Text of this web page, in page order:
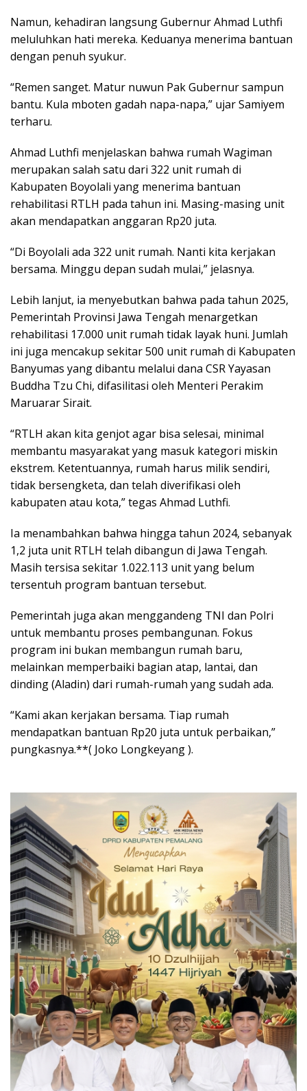
Namun, kehadiran langsung Gubernur Ahmad Luthfi
meluluhkan hati mereka. Keduanya menerima bantuan
dengan penuh syukur.
“Remen sanget. Matur nuwun Pak Gubernur sampun
bantu. Kula mboten gadah napa-napa,” ujar Samiyem
terharu.
Ahmad Luthfi menjelaskan bahwa rumah Wagiman
merupakan salah satu dari 322 unit rumah di
Kabupaten Boyolali yang menerima bantuan
rehabilitasi RTLH pada tahun ini. Masing-masing unit
akan mendapatkan anggaran Rp20 juta.
“Di Boyolali ada 322 unit rumah. Nanti kita kerjakan
bersama. Minggu depan sudah mulai,” jelasnya.
Lebih lanjut, ia menyebutkan bahwa pada tahun 2025,
Pemerintah Provinsi Jawa Tengah menargetkan
rehabilitasi 17.000 unit rumah tidak layak huni. Jumlah
ini juga mencakup sekitar 500 unit rumah di Kabupaten
Banyumas yang dibantu melalui dana CSR Yayasan
Buddha Tzu Chi, difasilitasi oleh Menteri Perakim
Maruarar Sirait.
“RTLH akan kita genjot agar bisa selesai, minimal
membantu masyarakat yang masuk kategori miskin
ekstrem. Ketentuannya, rumah harus milik sendiri,
tidak bersengketa, dan telah diverifikasi oleh
kabupaten atau kota,” tegas Ahmad Luthfi.
Ia menambahkan bahwa hingga tahun 2024, sebanyak
1,2 juta unit RTLH telah dibangun di Jawa Tengah.
Masih tersisa sekitar 1.022.113 unit yang belum
tersentuh program bantuan tersebut.
Pemerintah juga akan menggandeng TNI dan Polri
untuk membantu proses pembangunan. Fokus
program ini bukan membangun rumah baru,
melainkan memperbaiki bagian atap, lantai, dan
dinding (Aladin) dari rumah-rumah yang sudah ada.
“Kami akan kerjakan bersama. Tiap rumah
mendapatkan bantuan Rp20 juta untuk perbaikan,”
pungkasnya.**( Joko Longkeyang ).